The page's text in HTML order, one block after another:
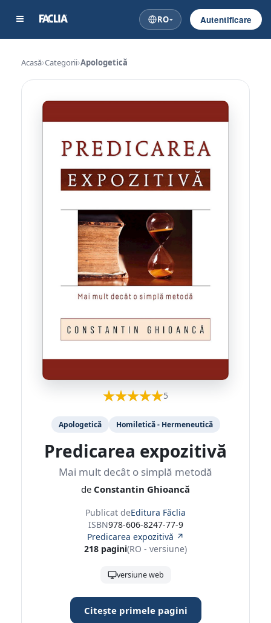
RO Autentificare
Acasă Categorii Apologetică
5
Apologetică Homiletică - Hermeneutică
Predicarea expozitivă
Mai mult decât o simplă metodă
de Constantin Ghioancă
Publicat deEditura Făclia
ISBN978-606-8247-77-9
Predicarea expozitivă ↗
218 pagini(RO - versiune)
versiune web
Citește primele pagini